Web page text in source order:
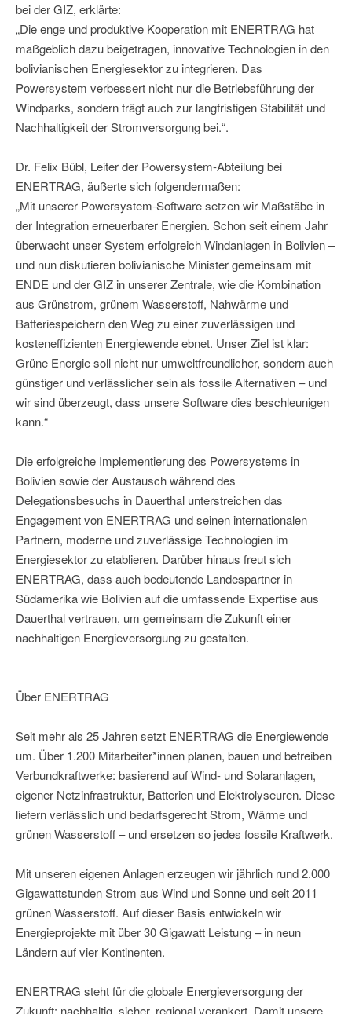
bei der GIZ, erklärte:
„Die enge und produktive Kooperation mit ENERTRAG hat
maßgeblich dazu beigetragen, innovative Technologien in den
bolivianischen Energiesektor zu integrieren. Das
Powersystem verbessert nicht nur die Betriebsführung der
Windparks, sondern trägt auch zur langfristigen Stabilität und
Nachhaltigkeit der Stromversorgung bei.“.
Dr. Felix Bübl, Leiter der Powersystem-Abteilung bei
ENERTRAG, äußerte sich folgendermaßen:
„Mit unserer Powersystem-Software setzen wir Maßstäbe in
der Integration erneuerbarer Energien. Schon seit einem Jahr
überwacht unser System erfolgreich Windanlagen in Bolivien –
und nun diskutieren bolivianische Minister gemeinsam mit
ENDE und der GIZ in unserer Zentrale, wie die Kombination
aus Grünstrom, grünem Wasserstoff, Nahwärme und
Batteriespeichern den Weg zu einer zuverlässigen und
kosteneffizienten Energiewende ebnet. Unser Ziel ist klar:
Grüne Energie soll nicht nur umweltfreundlicher, sondern auch
günstiger und verlässlicher sein als fossile Alternativen – und
wir sind überzeugt, dass unsere Software dies beschleunigen
kann.“
Die erfolgreiche Implementierung des Powersystems in
Bolivien sowie der Austausch während des
Delegationsbesuchs in Dauerthal unterstreichen das
Engagement von ENERTRAG und seinen internationalen
Partnern, moderne und zuverlässige Technologien im
Energiesektor zu etablieren. Darüber hinaus freut sich
ENERTRAG, dass auch bedeutende Landespartner in
Südamerika wie Bolivien auf die umfassende Expertise aus
Dauerthal vertrauen, um gemeinsam die Zukunft einer
nachhaltigen Energieversorgung zu gestalten.
Über ENERTRAG
Seit mehr als 25 Jahren setzt ENERTRAG die Energiewende
um. Über 1.200 Mitarbeiter*innen planen, bauen und betreiben
Verbundkraftwerke: basierend auf Wind- und Solaranlagen,
eigener Netzinfrastruktur, Batterien und Elektrolyseuren. Diese
liefern verlässlich und bedarfsgerecht Strom, Wärme und
grünen Wasserstoff – und ersetzen so jedes fossile Kraftwerk.
Mit unseren eigenen Anlagen erzeugen wir jährlich rund 2.000
Gigawattstunden Strom aus Wind und Sonne und seit 2011
grünen Wasserstoff. Auf dieser Basis entwickeln wir
Energieprojekte mit über 30 Gigawatt Leistung – in neun
Ländern auf vier Kontinenten.
ENERTRAG steht für die globale Energieversorgung der
Zukunft: nachhaltig, sicher, regional verankert. Damit unsere